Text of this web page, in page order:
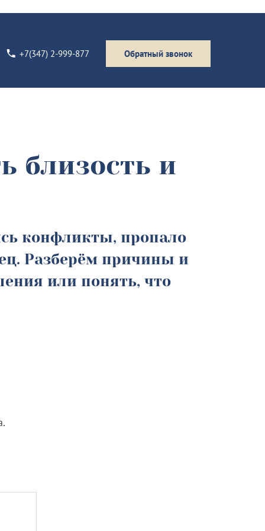
+7(347) 2-999-877 Обратный звонок
близость и
конфликты, пропало
Разберём причины и
или понять, что